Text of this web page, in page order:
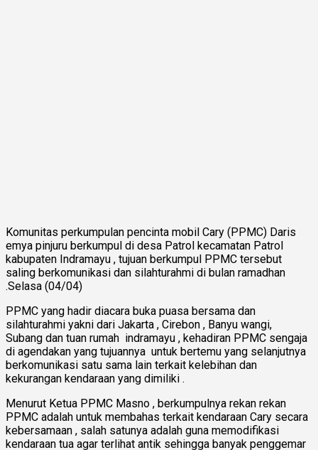
Komunitas perkumpulan pencinta mobil Cary (PPMC) Daris
emya pinjuru berkumpul di desa Patrol kecamatan Patrol
kabupaten Indramayu , tujuan berkumpul PPMC tersebut
saling berkomunikasi dan silahturahmi di bulan ramadhan
.Selasa (04/04)
PPMC yang hadir diacara buka puasa bersama dan
silahturahmi yakni dari Jakarta , Cirebon , Banyu wangi,
Subang dan tuan rumah indramayu , kehadiran PPMC sengaja
di agendakan yang tujuannya untuk bertemu yang selanjutnya
berkomunikasi satu sama lain terkait kelebihan dan
kekurangan kendaraan yang dimiliki .
Menurut Ketua PPMC Masno , berkumpulnya rekan rekan
PPMC adalah untuk membahas terkait kendaraan Cary secara
kebersamaan , salah satunya adalah guna memodifikasi
kendaraan tua agar terlihat antik sehingga banyak penggemar